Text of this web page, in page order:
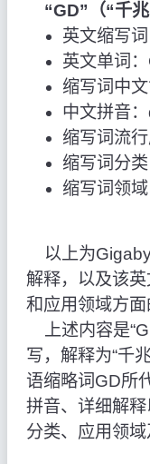
“GD”（“千
英文缩写
英文单词
缩写词中
中文拼音
缩写词流
缩写词分
缩写词领
以上为
解释，以及该
和应用领域方面
上述内容是
写，解释为“千
语缩略词GD所
拼音、详细解
分类、应用领域